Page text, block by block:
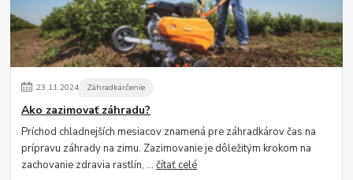
23.11.2024 Záhradkárčenie
Ako zazimovať záhradu?
Príchod chladnejších mesiacov znamená pre záhradkárov čas na
prípravu záhrady na zimu. Zazimovanie je dôležitým krokom na
zachovanie zdravia rastlín, ...čítať celé